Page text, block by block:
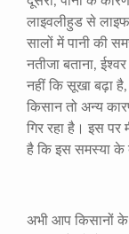
लाइवलीहुड से
सालों में पानी की
नतीजा बताना,
नहीं कि सूखा बढ़ा है,
किसान तो अन्य
गिर रहा है। इस पर
है कि इस समस्या के
अभी आप किसानों के